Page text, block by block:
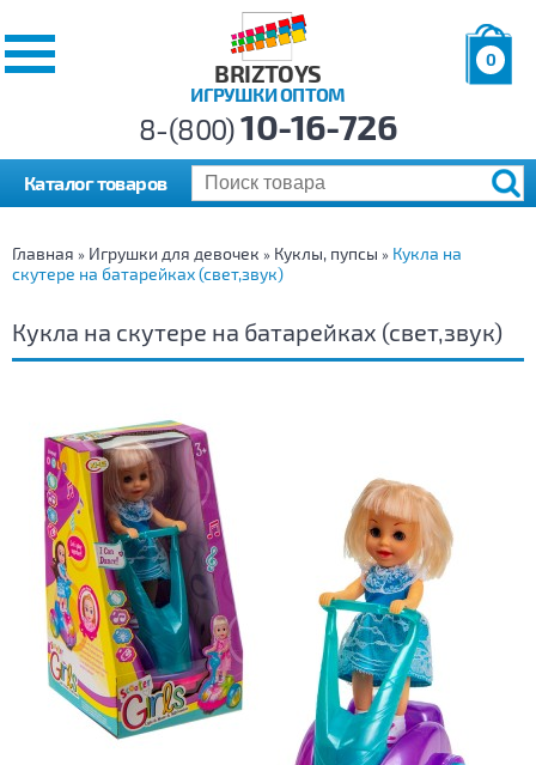
BRIZTOYS
ИГРУШКИ ОПТОМ
0
р.
8-(800)10-16-726
Каталог товаров
Главная » Игрушки для девочек » Куклы, пупсы » Кукла на
скутере на батарейках (свет,звук)
Кукла на скутере на батарейках (свет,звук)